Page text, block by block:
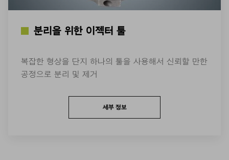
분리을 위한 이젝터 툴
복잡한 형상을 단지 하나의 툴을 사용해서 신뢰할 만한
공정으로 분리 및 제거
세부 정보